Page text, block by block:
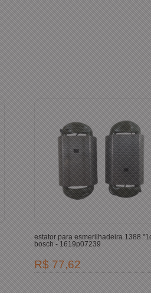
estator para esmerilhadeira 1388
bosch - 1619p07239
R$ 77,62